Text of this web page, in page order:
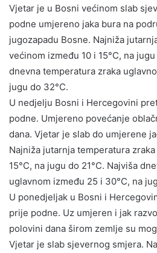
Vjetar je u Bosni većinom slab
podne umjereno jaka bura na
jugozapadu Bosne. Najniža
većinom između 10 i 15°C, na
dnevna temperatura zraka
jugu do 32°C.
U nedjelju Bosni i Hercegovini
podne. Umjereno povećanje
dana. Vjetar je slab do umjerene
Najniža jutarnja temperatura
15°C, na jugu do 21°C. Najviša
uglavnom između 25 i 30°C, na
U ponedjeljak u Bosni i
prije podne. Uz umjeren i jak
polovini dana širom zemlje su
Vjetar je slab sjevernog smjera.